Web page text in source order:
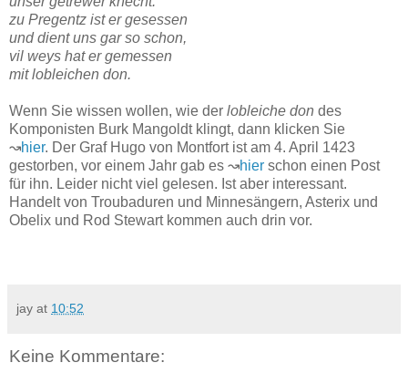
zu Pregentz ist er gesessen
und dient uns gar so schon,
vil weys hat er gemessen
mit lobleichen don.
Wenn Sie wissen wollen, wie der lobleiche don des
Komponisten Burk Mangoldt klingt, dann klicken Sie
↝hier. Der Graf Hugo von Montfort ist am 4. April 1423
gestorben, vor einem Jahr gab es ↝hier schon einen Post
für ihn. Leider nicht viel gelesen. Ist aber interessant.
Handelt von Troubaduren und Minnesängern, Asterix und
Obelix und Rod Stewart kommen auch drin vor.
jay at 10:52
Keine Kommentare: